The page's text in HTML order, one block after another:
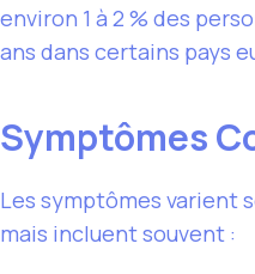
environ 1 à 2 % des
ans dans certains pays
Symptômes
Les symptômes varient
mais incluent souvent :